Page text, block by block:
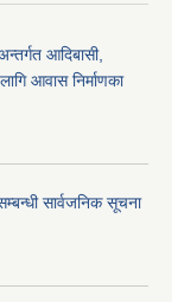
आदिबासी,
आवास निर्माणका
सार्वजनिक सूचना